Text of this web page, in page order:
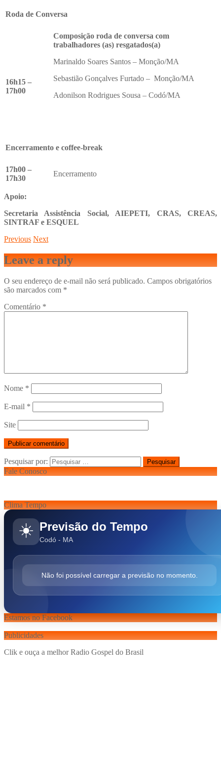
Roda de Conversa
16h15 –
17h00
Composição roda de conversa com
trabalhadores (as) resgatados(a)
Marinaldo Soares Santos – Monção/MA
Sebastião Gonçalves Furtado – Monção/MA
Adonilson Rodrigues Sousa – Codó/MA
Encerramento e coffee-break
17h00 –
17h30
Encerramento
Apoio:
Secretaria Assistência Social, AIEPETI, CRAS, CREAS,
SINTRAF e ESQUEL
Previous Next
Leave a reply
O seu endereço de e-mail não será publicado. Campos obrigatórios
são marcados com *
Comentário *
Nome *
E-mail *
Site
Pesquisar por:
Fale Conosco
Clima Tempo
☀️ Previsão do Tempo
Codó - MA
Não foi possível carregar a previsão no momento.
Estamos no Facebook
Publicidades
Clik e ouça a melhor Radio Gospel do Brasil